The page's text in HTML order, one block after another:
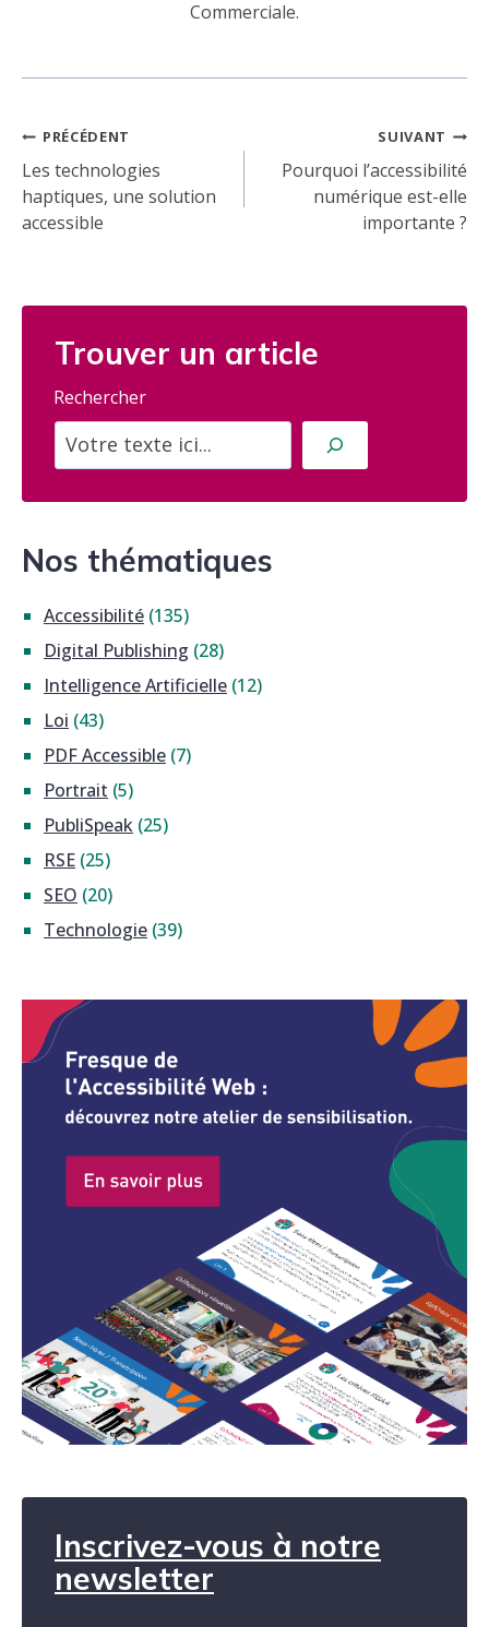
Commerciale.
Navigation
de
l’article
PRÉCÉDENT
Les technologies
haptiques, une solution
accessible
SUIVANT
Pourquoi l’accessibilité
numérique est-elle
importante ?
Trouver un article
Rechercher
Nos thématiques
Accessibilité (135)
Digital Publishing (28)
Intelligence Artificielle (12)
Loi (43)
PDF Accessible (7)
Portrait (5)
PubliSpeak (25)
RSE (25)
SEO (20)
Technologie (39)
Inscrivez-vous à notre
newsletter